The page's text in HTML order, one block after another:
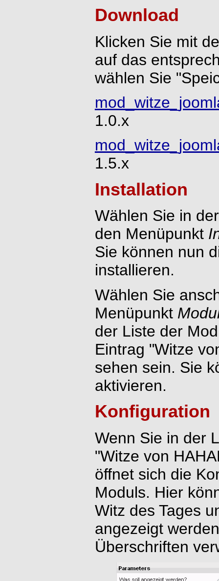
Download
Klicken Sie mit
auf das
wählen Sie
1.0.x
1.5.x
Installation
Wählen Sie in
den Menüpunkt
Sie können nun
installieren.
Wählen Sie
Menüpunkt
der Liste der
Eintrag "Witze
sehen sein. Sie
aktivieren.
Konfiguration
Wenn Sie in der
"Witze von
öffnet sich die
Moduls. Hier
Witz des Tages
angezeigt
Überschriften